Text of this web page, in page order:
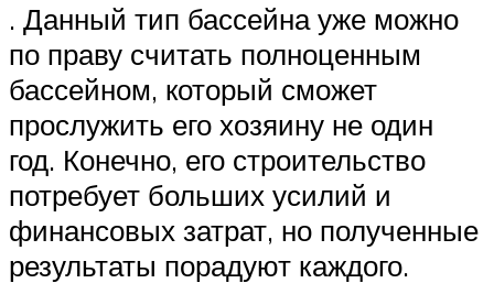
. Данный тип бассейна уже можно
по праву считать полноценным
бассейном, который сможет
прослужить его хозяину не один
год. Конечно, его строительство
потребует больших усилий и
финансовых затрат, но полученные
результаты порадуют каждого.